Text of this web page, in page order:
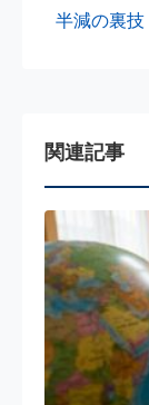
半減の裏技
関連記事